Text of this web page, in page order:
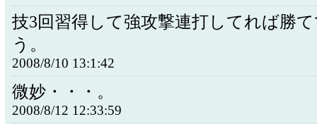
技3回習得して強攻撃連打してれば勝
う。
2008/8/10 13:1:42
微妙・・・。
2008/8/12 12:33:59